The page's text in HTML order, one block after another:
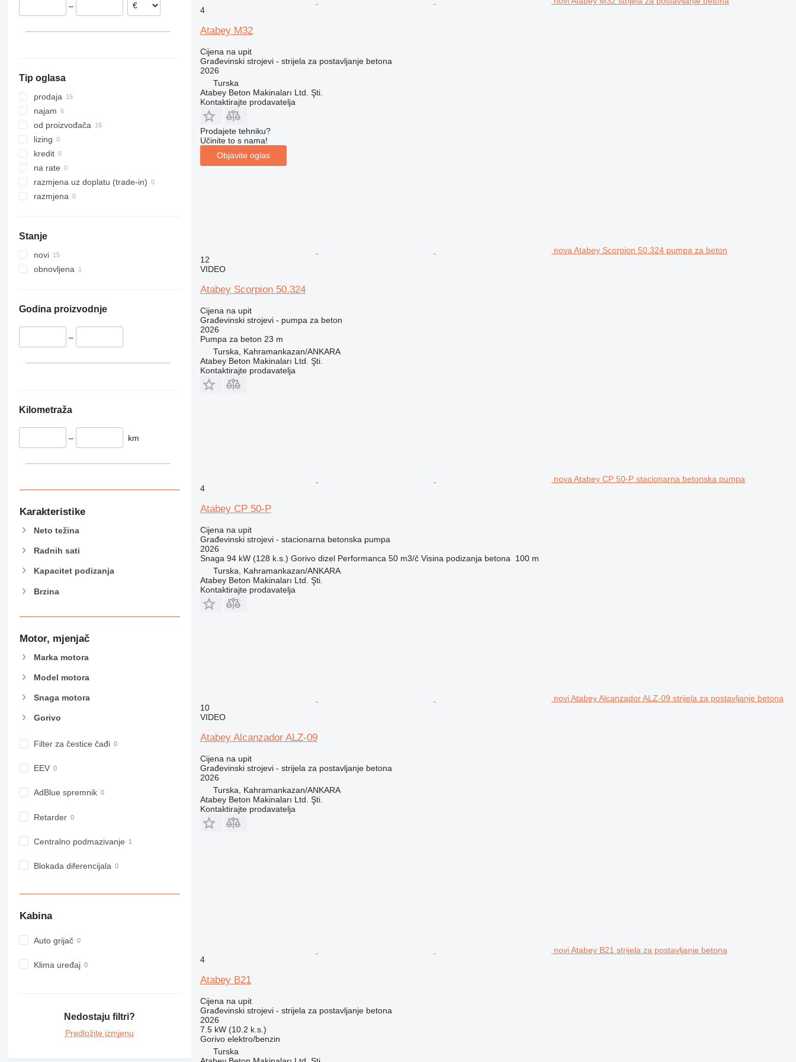
316
317
318
319
320
321
322
323
324
329
330
336
349
390
420
428
430
444
826
906
910
924
930
953
962
963
972
980
990
AP
CB
E-series
M-series
456
457
8008
8018
8025
8026
8030
8035
CT
NXT
S-Series
TM
E-series
Liftlux
Pecolift
Toucan
–
Tip oglasa
prodaja
najam
od proizvođača
lizing
kredit
na rate
razmjena uz doplatu (trade-in)
razmjena
Stanje
novi
obnovljena
Godina proizvodnje
–
Kilometraža
– km
Karakteristike
Neto težina
Radnih sati
Kapacitet podizanja
Brzina
Motor, mjenjač
Marka motora
Model motora
Snaga motora
Gorivo
Filter za čestice čađi
EEV
AdBlue spremnik
Retarder
Centralno podmazivanje
Blokada diferencijala
Kabina
Auto grijač
Klima uređaj
Nedostaju filtri?
Predložite izmjenu
4
Atabey M32
Cijena na upit
Građevinski strojevi - strijela za postavljanje betona
2026
Turska
Atabey Beton Makinaları Ltd. Şti.
Kontaktirajte prodavatelja
Prodajete tehniku?
Učinite to s nama!
Objavite oglas
nova Atabey Scorpion 50.324 pumpa za beton
12
VIDEO
Atabey Scorpion 50.324
Cijena na upit
Građevinski strojevi - pumpa za beton
2026
Pumpa za beton 23 m
Turska, Kahramankazan/ANKARA
Atabey Beton Makinaları Ltd. Şti.
Kontaktirajte prodavatelja
nova Atabey CP 50-P stacionarna betonska pumpa
4
Atabey CP 50-P
Cijena na upit
Građevinski strojevi - stacionarna betonska pumpa
2026
Snaga 94 kW (128 k.s.) Gorivo dizel Performanca 50 m3/č Visina podizanja betona
100 m
Turska, Kahramankazan/ANKARA
Atabey Beton Makinaları Ltd. Şti.
Kontaktirajte prodavatelja
novi Atabey Alcanzador ALZ-09 strijela za postavljanje betona
10
VIDEO
Atabey Alcanzador ALZ-09
Cijena na upit
Građevinski strojevi - strijela za postavljanje betona
2026
Turska, Kahramankazan/ANKARA
Atabey Beton Makinaları Ltd. Şti.
Kontaktirajte prodavatelja
novi Atabey B21 strijela za postavljanje betona
4
Atabey B21
Cijena na upit
Građevinski strojevi - strijela za postavljanje betona
2026
7.5 kW (10.2 k.s.)
Gorivo elektro/benzin
Turska